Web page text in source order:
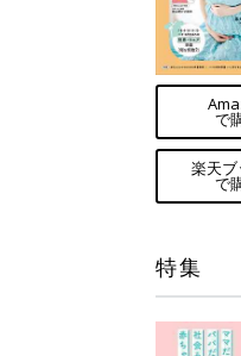
で
楽天
で
特集